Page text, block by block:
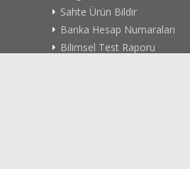
Sahte Ürün Bildir
Banka Hesap Numaraları
Bilimsel Test Raporu